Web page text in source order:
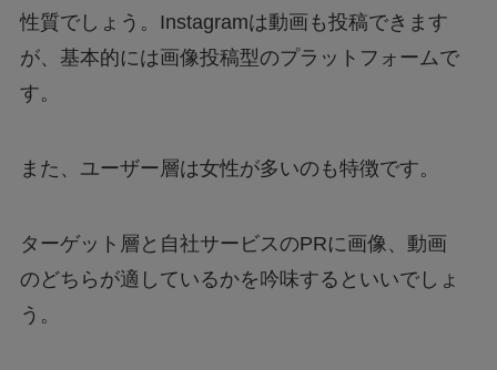
性質でしょう。Instagramは動画も投稿できます
が、基本的には画像投稿型のプラットフォームで
す。
また、ユーザー層は女性が多いのも特徴です。
ターゲット層と自社サービスのPRに画像、動画
のどちらが適しているかを吟味するといいでしょ
う。